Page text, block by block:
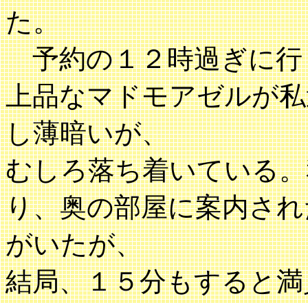
た。
予約の１２時過ぎに行
上品なマドモアゼルが
し薄暗いが、
むしろ落ち着いている
り、奥の部屋に案内さ
がいたが、
結局、１５分もすると